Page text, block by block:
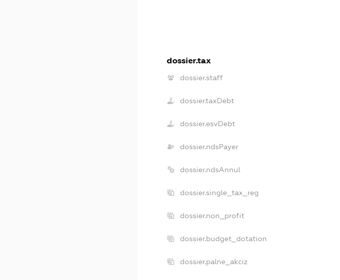
dossier.tax
dossier.staff
dossier.taxDebt
dossier.esvDebt
dossier.ndsPayer
dossier.ndsAnnul
dossier.single_tax_reg
dossier.non_profit
dossier.budget_dotation
dossier.palne_akciz